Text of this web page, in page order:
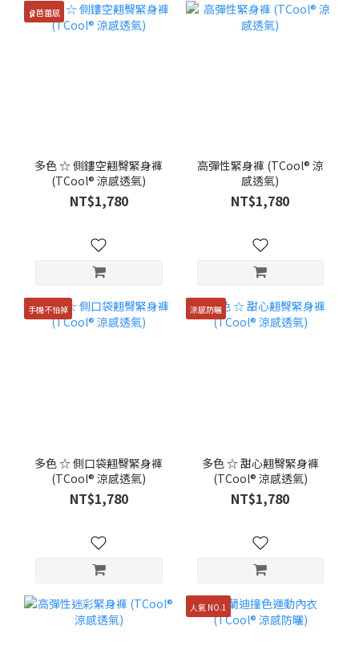
🩰芭蕾感
多色 ☆ 側鏤空翹臀緊身褲
(TCool® 涼感透氣)
NT$1,780
高彈性緊身褲 (TCool® 涼
感透氣)
NT$1,780
手機不怕掉
多色 ☆ 側口袋翹臀緊身褲
(TCool® 涼感透氣)
NT$1,780
涼感防曬
多色 ☆ 甜心翹臀緊身褲
(TCool® 涼感透氣)
NT$1,780
人氣 NO.1